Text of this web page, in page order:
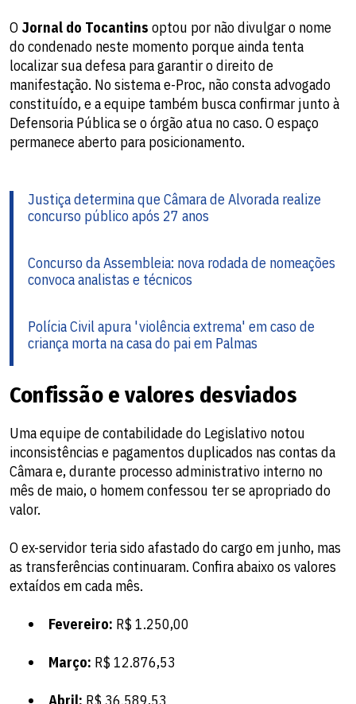
O Jornal do Tocantins optou por não divulgar o nome
do condenado neste momento porque ainda tenta
localizar sua defesa para garantir o direito de
manifestação. No sistema e-Proc, não consta advogado
constituído, e a equipe também busca confirmar junto à
Defensoria Pública se o órgão atua no caso. O espaço
permanece aberto para posicionamento.
Justiça determina que Câmara de Alvorada realize
concurso público após 27 anos
Concurso da Assembleia: nova rodada de nomeações
convoca analistas e técnicos
Polícia Civil apura 'violência extrema' em caso de
criança morta na casa do pai em Palmas
Confissão e valores desviados
Uma equipe de contabilidade do Legislativo notou
inconsistências e pagamentos duplicados nas contas da
Câmara e, durante processo administrativo interno no
mês de maio, o homem confessou ter se apropriado do
valor.
O ex-servidor teria sido afastado do cargo em junho, mas
as transferências continuaram. Confira abaixo os valores
extaídos em cada mês.
Fevereiro: R$ 1.250,00
Março: R$ 12.876,53